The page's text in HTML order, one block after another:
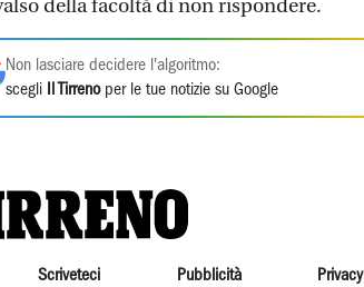
della facoltà di non rispondere.
Non lasciare decidere l'algoritmo:
scegli
Il Tirrenoper le tue notizie su Google
Scriveteci Pubblicità Privacy